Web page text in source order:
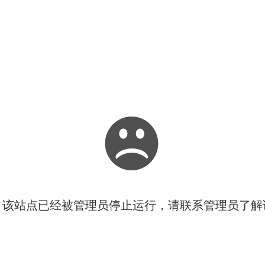
站点已经被管理员停止运行，请联系管理员了